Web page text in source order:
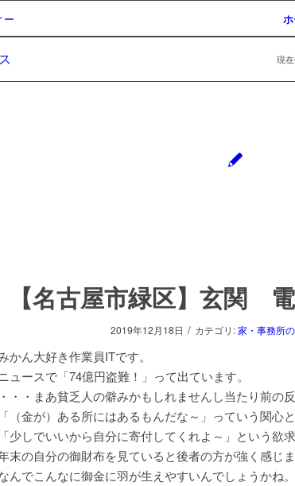
現
【名古屋市緑区】玄関
2019年12月18日 / カテゴリ:家・事務所
かん大好き作業員ITです。
ュースで「74億円盗難！」って出ています。
・・・まあ貧乏人の僻みかもしれませんし当たり前の
「（金が）ある所にはあるもんだな～」っていう関心と
「少しでいいから自分に寄付してくれよ～」という欲
末の自分の御財布を見ていると後者の方が強く感じ
んでこんなに御金に羽が生えやすいんでしょうかね。